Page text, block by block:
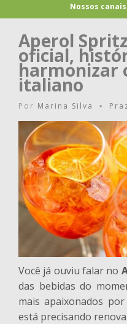
Nossos canais
Aperol
oficial,
harmonizar
italiano
Por Marina Silva •
Você já ouviu falar no
das bebidas do
mais apaixonados
está precisando